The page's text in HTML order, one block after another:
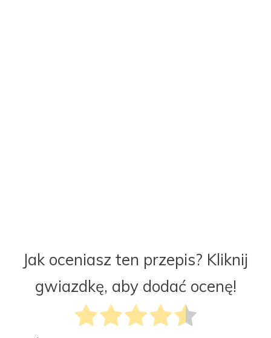
Jak oceniasz ten przepis? Kliknij
gwiazdkę, aby dodać ocenę!